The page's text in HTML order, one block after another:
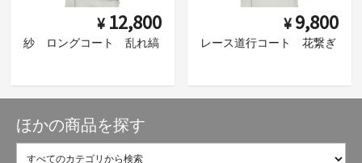
¥ 12,800
紗 ロングコート 乱れ縞
¥ 9,800
レース道行コート 花繋ぎ
ほかの商品を探す